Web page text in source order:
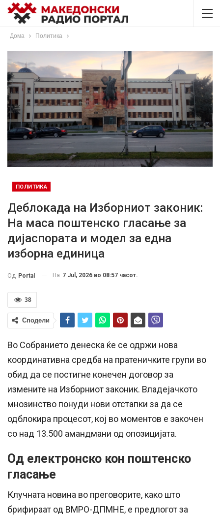
Дома Политика
ПОЛИТИКА
Деблокада на Изборниот законик:
На маса поштенско гласање за
дијаспората и модел за една
изборна единица
Од Portal На 7 Jul, 2026 во 08:57 часот.
38
Сподели
Во Собранието денеска ќе се одржи нова
координативна средба на пратеничките групи во
обид да се постигне конечен договор за
измените на Изборниот законик. Владејачкото
мнозинство понуди нови отстапки за да се
одблокира процесот, кој во моментов е закочен
со над 13.500 амандмани од опозицијата.
Од електронско кон поштенско
гласање
Клучната новина во преговорите, како што
брифираат од ВМРО-ДПМНЕ, е предлогот за